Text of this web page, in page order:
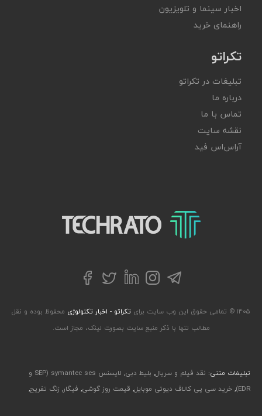
اخبار سینما و تلویزیون
راهنمای خرید
تکراتو
تبلیغات در تکراتو
درباره ما
تماس با ما
نقشه سایت
آر‌اس‌اس فید
تکراتو – زندگی با تکنولوژی
تلگراماینستاگرام
لینکداینتوییترفیسبوک
۱۴۰۵ © تمامی حقوق این وب سایت برای تکراتو - اخبار تکنولوژی محفوظ بوده و نقل
مطالب تنها با ذکر منبع سایت بصورت لینک، مجاز است.
تبلیغات متنی: نقد فیلم و سریال, بلیط دبی,
لایسنس symantec ses (SEP و
EDR)
, خرید سی پی کالاف دیوتی موبایل, قیمت روز گوشی, فیگار, زنگ تفریح,